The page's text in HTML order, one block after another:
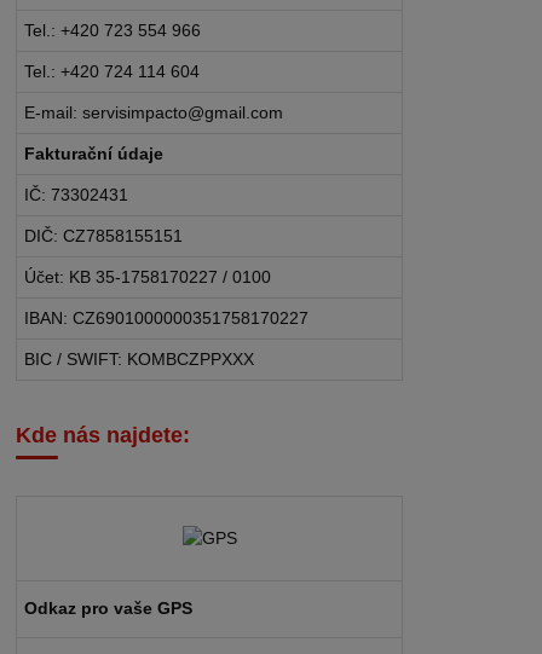
Tel.: +420 723 554 966
Tel.: +420 724 114 604
E-mail: servisimpacto@gmail.com
Fakturační údaje
IČ: 73302431
DIČ: CZ7858155151
Účet: KB 35-1758170227 / 0100
IBAN: CZ6901000000351758170227
BIC / SWIFT: KOMBCZPPXXX
Kde nás najdete:
Odkaz pro vaše GPS